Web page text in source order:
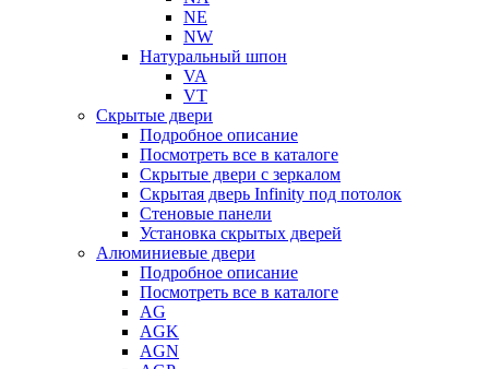
NE
NW
Натуральный шпон
VA
VT
Скрытые двери
Подробное описание
Посмотреть все в каталоге
Скрытые двери с зеркалом
Скрытая дверь Infinity под потолок
Стеновые панели
Установка скрытых дверей
Алюминиевые двери
Подробное описание
Посмотреть все в каталоге
AG
AGK
AGN